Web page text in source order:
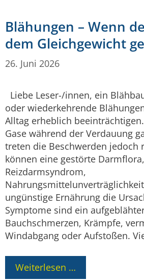
Blähungen – Wenn
dem Gleichgewicht
26. Juni 2026
Liebe Leser-/innen, ein
oder wiederkehrende
Alltag erheblich
Gase während der Verdauung
treten die Beschwerden jedoch
können eine gestörte
Reizdarmsyndrom,
ungünstige Ernährung die
Symptome sind ein
Bauchschmerzen, Krämpfe,
Windabgang oder Aufstoßen.
Weiterlesen …